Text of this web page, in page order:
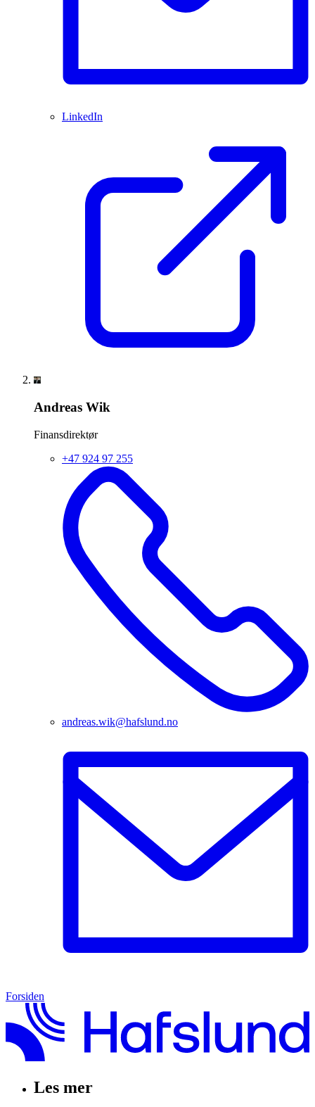
LinkedIn
Andreas Wik
Finansdirektør
+47 924 97 255
andreas.wik@hafslund.no
Forsiden
Les mer